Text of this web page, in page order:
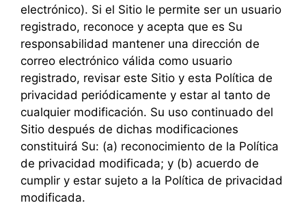
electrónico). Si el Sitio le permite ser un usuario
registrado, reconoce y acepta que es Su
responsabilidad mantener una dirección de
correo electrónico válida como usuario
registrado, revisar este Sitio y esta Política de
privacidad periódicamente y estar al tanto de
cualquier modificación. Su uso continuado del
Sitio después de dichas modificaciones
constituirá Su: (a) reconocimiento de la Política
de privacidad modificada; y (b) acuerdo de
cumplir y estar sujeto a la Política de privacidad
modificada.